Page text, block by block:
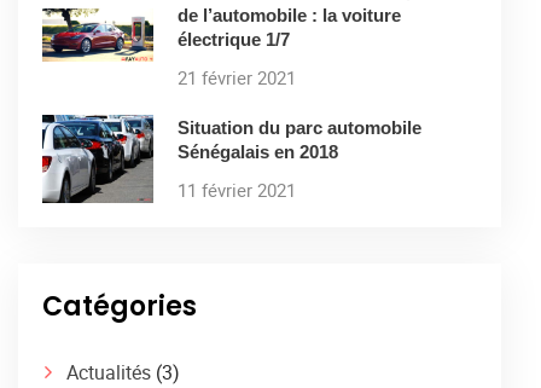
de l’automobile : la voiture
électrique 1/7
21 février 2021
Situation du parc automobile
Sénégalais en 2018
11 février 2021
Catégories
Actualités (3)